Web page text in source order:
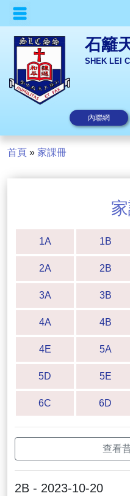
石籬
SHEK LEI
內聯網
首頁 » 家課冊
1A 1B
2A 2B
3A 3B
4A 4B
4E 5A
5D 5E
6C 6D
查看
2B - 2023-10-20